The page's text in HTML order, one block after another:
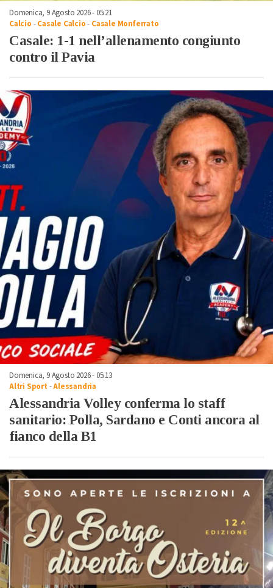
Domenica, 9 Agosto 2026 - 05:21
Calcio -Casale Calcio- Casale Monferrato
Casale: 1-1 nell’allenamento congiunto
contro il Pavia
Domenica, 9 Agosto 2026 - 05:13
Altri Sport -Alessandria
Alessandria Volley conferma lo staff
sanitario: Polla, Sardano e Conti ancora al
fianco della B1